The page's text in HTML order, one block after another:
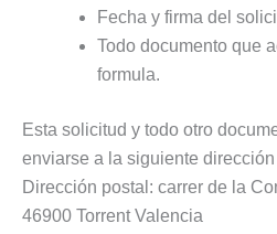
Fecha y firma del
Todo documento que
formula.
Esta solicitud y todo otro
enviarse a la siguiente
Dirección postal: carrer de la
46900 Torrent Valencia